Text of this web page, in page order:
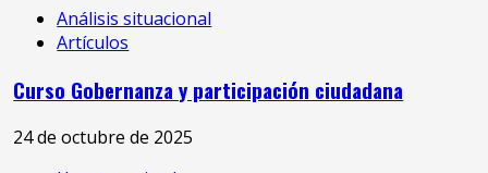
Análisis situacional
Artículos
Curso Gobernanza y participación ciudadana
24 de octubre de 2025